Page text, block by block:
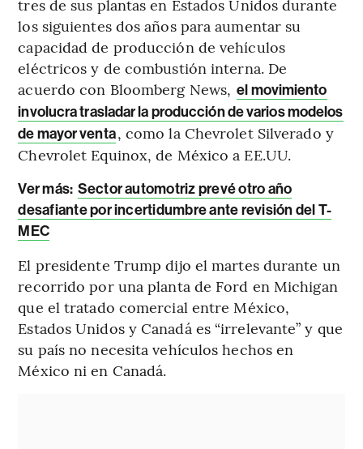
tres de sus plantas en Estados Unidos durante
los siguientes dos años para aumentar su
capacidad de producción de vehículos
eléctricos y de combustión interna. De
acuerdo con Bloomberg News, el movimiento
involucra trasladar la producción de varios modelos
de mayor venta, como la Chevrolet Silverado y
Chevrolet Equinox, de México a EE.UU.
Ver más: Sector automotriz prevé otro año
desafiante por incertidumbre ante revisión del T-
MEC
El presidente Trump dijo el martes durante un
recorrido por una planta de Ford en Michigan
que el tratado comercial entre México,
Estados Unidos y Canadá es “irrelevante” y que
su país no necesita vehículos hechos en
México ni en Canadá.